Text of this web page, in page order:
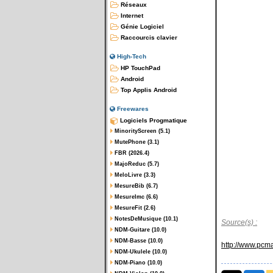
Réseaux
Internet
Génie Logiciel
Raccourcis clavier
High-Tech
HP TouchPad
Android
Top Applis Android
Freewares
Logiciels Progmatique
MinorityScreen (5.1)
MutePhone (3.1)
FBR (2026.4)
MajoReduc (5.7)
MeloLivre (3.3)
MesureBib (6.7)
MesureImc (6.6)
MesureFit (2.6)
NotesDeMusique (10.1)
NDM-Guitare (10.0)
NDM-Basse (10.0)
NDM-Ukulele (10.0)
NDM-Piano (10.0)
Source(s) :
http://